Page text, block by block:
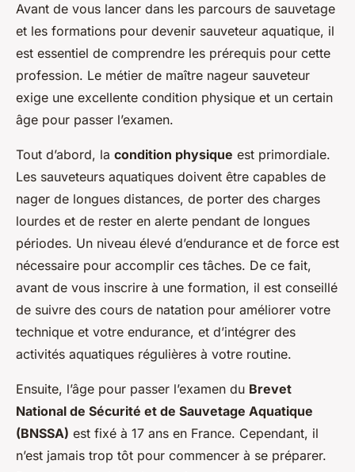
Avant de vous lancer dans les parcours de sauvetage
et les formations pour devenir sauveteur aquatique, il
est essentiel de comprendre les prérequis pour cette
profession. Le métier de maître nageur sauveteur
exige une excellente condition physique et un certain
âge pour passer l’examen.
Tout d’abord, la condition physique est primordiale.
Les sauveteurs aquatiques doivent être capables de
nager de longues distances, de porter des charges
lourdes et de rester en alerte pendant de longues
périodes. Un niveau élevé d’endurance et de force est
nécessaire pour accomplir ces tâches. De ce fait,
avant de vous inscrire à une formation, il est conseillé
de suivre des cours de natation pour améliorer votre
technique et votre endurance, et d’intégrer des
activités aquatiques régulières à votre routine.
Ensuite, l’âge pour passer l’examen du Brevet
National de Sécurité et de Sauvetage Aquatique
(BNSSA) est fixé à 17 ans en France. Cependant, il
n’est jamais trop tôt pour commencer à se préparer.